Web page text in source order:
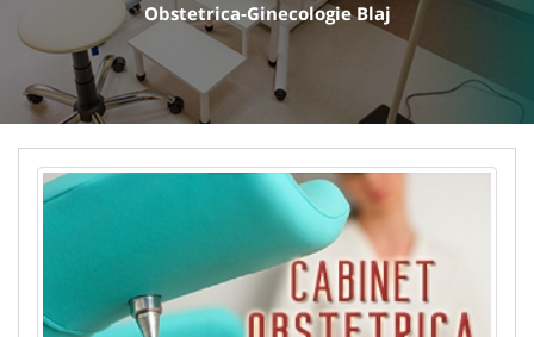
Obstetrica-Ginecologie Blaj